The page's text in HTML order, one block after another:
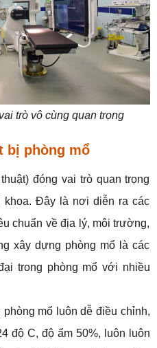
trò vô cùng quan trọng
bị phòng mổ
đóng vai trò quan trọng
khoa. Đây là nơi diễn ra các
chuẩn về địa lý, môi trường,
xây dựng phòng mổ là các
trong phòng mổ với nhiều
mổ luôn dễ điều chỉnh,
độ C, độ ẩm 50%, luôn luôn